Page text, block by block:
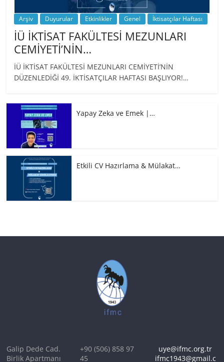
Arşiv Duyurular Etkinlikler Genel İktisatçılar Haftası
İÜ İKTİSAT FAKÜLTESİ MEZUNLARI
CEMİYETİ’NİN…
İÜ İKTİSAT FAKÜLTESİ MEZUNLARI CEMİYETİ’NİN
DÜZENLEDİĞİ 49. İKTİSATÇILAR HAFTASI BAŞLIYOR!…
Yapay Zeka ve Emek |…
Etkili CV Hazırlama & Mülakat…
Galip Dede Cad.
Birlik Apartmanı
+90 (506) 858 97
45
uye@ifmc.org.tr
ifmc1943@gmail.c